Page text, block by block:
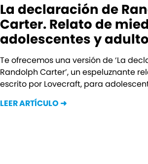
La declaración de
Carter. Relato de
adolescentes y
Te ofrecemos una versión de ‘La
Randolph Carter’, un espeluznante
escrito por Lovecraft, para
LEER ARTÍCULO ➜